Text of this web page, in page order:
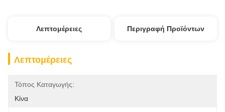
Λεπτομέρειες Περιγραφή Προϊόντων
Λεπτομέρειες
Τόπος Καταγωγής:
Κίνα